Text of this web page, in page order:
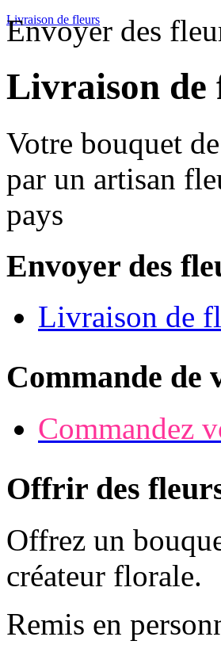
Livraison de fleurs
Envoyer des
Livraison de
Votre bouquet
par un artisan
pays
Envoyer des
Livraison de
Commande de
Commandez
Offrir des
Offrez un
créateur florale.
Remis en